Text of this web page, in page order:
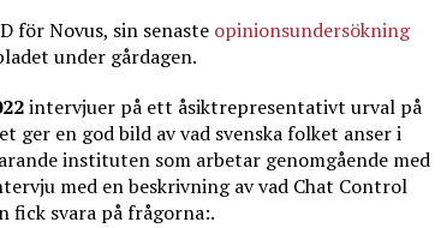
för Novus, sin senaste opinionsundersökning
under gårdagen.
intervjuer på ett åsiktrepresentativt urval på
ger en god bild av vad svenska folket anser i
instituten som arbetar genomgående med
med en beskrivning av vad Chat Control
fick svara på frågorna:.